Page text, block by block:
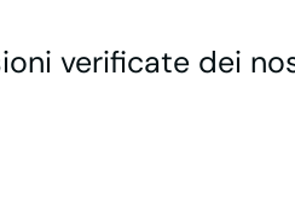
verificate dei